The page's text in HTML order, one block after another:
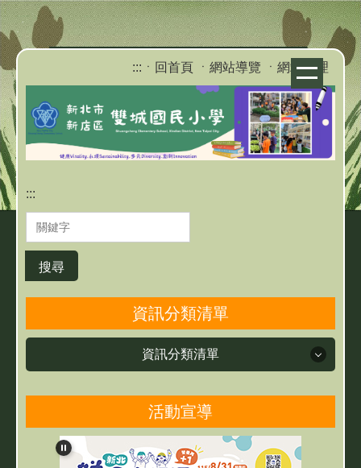
跳
到
主
要
內
容
區
::: ㆍ回首頁 ㆍ網站導覽 ㆍ網站管理
:::
搜尋
資訊分類清單
資訊分類清單
雙城團隊
活動宣導